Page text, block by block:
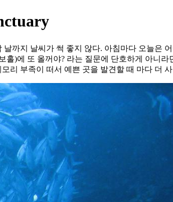
까지 날씨가 썩 좋지 않다. 아침마다 오늘은
)에 또 올꺼야? 라는 질문에 단호하게 아니
리 부족이 떠서 예쁜 곳을 발견할 때 마다 더